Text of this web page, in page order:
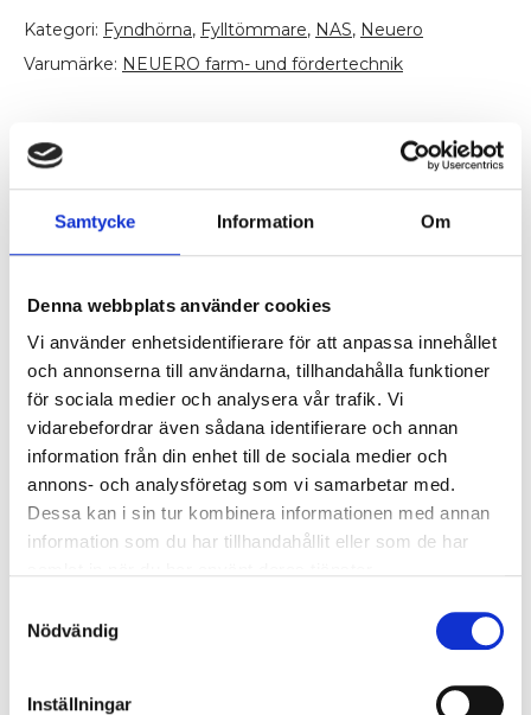
Samtycke Information Om
Denna webbplats använder cookies
Vi använder enhetsidentifierare för att anpassa innehållet
och annonserna till användarna, tillhandahålla funktioner
för sociala medier och analysera vår trafik. Vi
vidarebefordrar även sådana identifierare och annan
information från din enhet till de sociala medier och
annons- och analysföretag som vi samarbetar med.
Dessa kan i sin tur kombinera informationen med annan
information som du har tillhandahållit eller som de har
Nödvändig
Inställningar
Kategori: Fyndhörna, Fylltömmare, NAS, Neuero
Varumärke: NEUERO farm- und fördertechnik
Ytterligare information
OEM Nr. 1726005
Kompatibel
med
NAS Fylltömmare
Relaterade produkter